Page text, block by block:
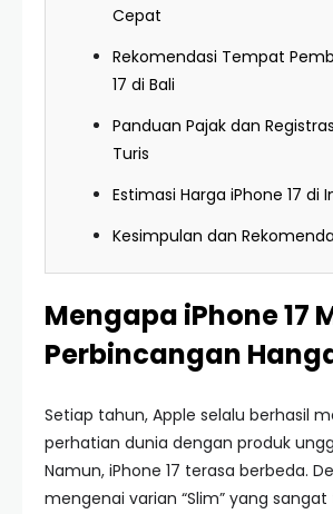
Cepat
Rekomendasi Tempat
17 di Bali
Panduan Pajak dan
Turis
Estimasi Harga iPhone 17 di
Kesimpulan dan
Mengapa iPhone 17
Perbincangan
Setiap tahun, Apple selalu berhasil
perhatian dunia dengan produk
Namun, iPhone 17 terasa berbeda.
mengenai varian “Slim” yang sangat